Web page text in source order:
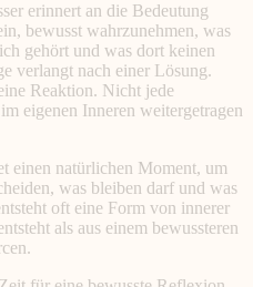
erinnert an die Bedeutung
bewusst wahrzunehmen, was
gehört und was dort keinen
verlangt nach einer Lösung.
Reaktion. Nicht jede
eigenen Inneren weitergetragen
einen natürlichen Moment, um
was bleiben darf und was
oft eine Form von innerer
als aus einem bewussteren